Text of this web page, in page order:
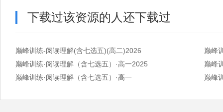
下载过该资源的人还下载过
巅峰训练-阅读理解(含七选五)(高二)2026
巅峰
巅峰训练·阅读理解（含七选五）·高一2025
巅峰
巅峰训练·阅读理解（含七选五）·高一
巅峰